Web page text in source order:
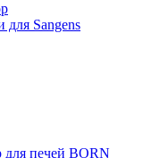
для Sangens
для печей BORN